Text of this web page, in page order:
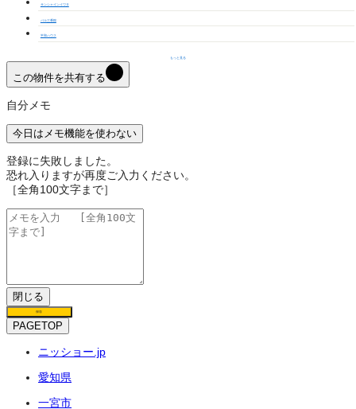
サンシャインイワタ
バル三番館
平和ハウス
もっと見る
この物件を共有する
自分メモ
今日はメモ機能を使わない
登録に失敗しました。
恐れ入りますが再度ご入力ください。
［全角100文字まで］
閉じる
保存
PAGETOP
ニッショー.jp
愛知県
一宮市